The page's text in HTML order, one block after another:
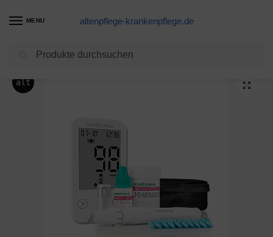
MENU altenpflege-krankenpflege.de
Blutzuckermessgerät Produkte
alt